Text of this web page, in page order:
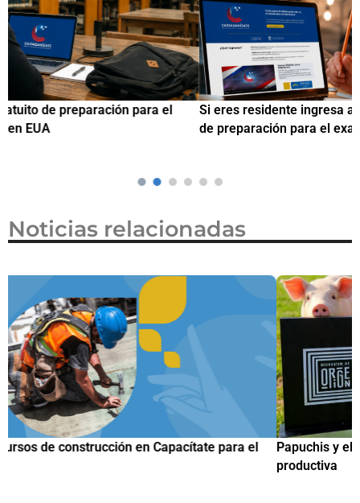
Si eres residente ingresa a Ciudadanízate, el curso gratuito
de preparación para el examen de naturalización en EUA
Noticias relacionadas
Papuchis y el Sueño Michoacano como alternativa